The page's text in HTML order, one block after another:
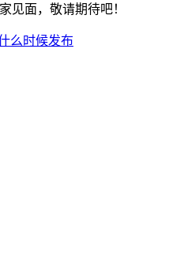
见面，敬请期待吧！
么时候发布